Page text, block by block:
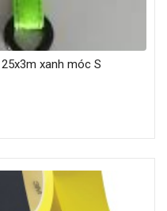
xanh móc S